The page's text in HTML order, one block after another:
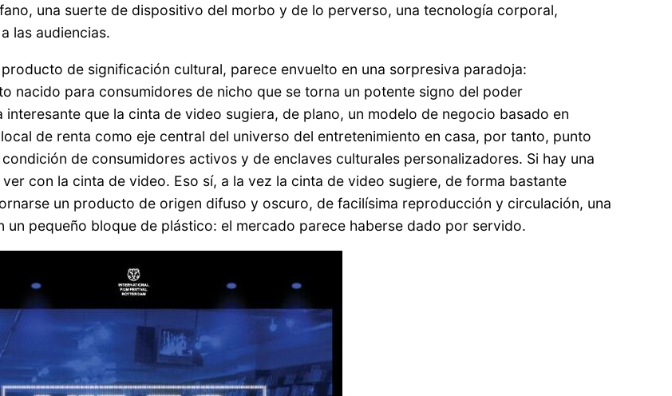
una suerte de dispositivo del morbo y de lo perverso, una tecnología corporal,
las audiencias.
de significación cultural, parece envuelto en una sorpresiva paradoja:
nacido para consumidores de nicho que se torna un potente signo del poder
que la cinta de video sugiera, de plano, un modelo de negocio basado en
de renta como eje central del universo del entretenimiento en casa, por tanto, punto
de consumidores activos y de enclaves culturales personalizadores. Si hay una
con la cinta de video. Eso sí, a la vez la cinta de video sugiere, de forma bastante
un producto de origen difuso y oscuro, de facilísima reproducción y circulación, una
pequeño bloque de plástico: el mercado parece haberse dado por servido.